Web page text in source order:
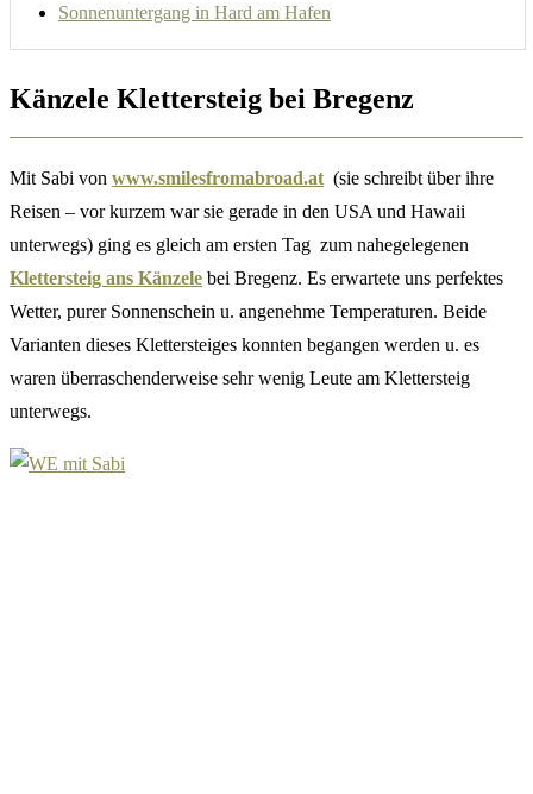
Sonnenuntergang in Hard am Hafen
Känzele Klettersteig bei Bregenz
Mit Sabi von www.smilesfromabroad.at (sie schreibt über ihre
Reisen – vor kurzem war sie gerade in den USA und Hawaii
unterwegs) ging es gleich am ersten Tag zum nahegelegenen
Klettersteig ans Känzele bei Bregenz. Es erwartete uns perfektes
Wetter, purer Sonnenschein u. angenehme Temperaturen. Beide
Varianten dieses Klettersteiges konnten begangen werden u. es
waren überraschenderweise sehr wenig Leute am Klettersteig
unterwegs.